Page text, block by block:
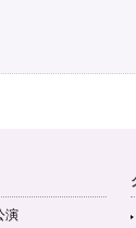
演